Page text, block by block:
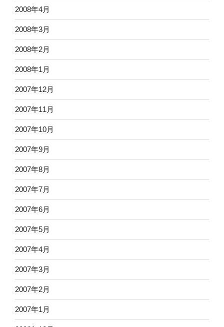
2008年4月
2008年3月
2008年2月
2008年1月
2007年12月
2007年11月
2007年10月
2007年9月
2007年8月
2007年7月
2007年6月
2007年5月
2007年4月
2007年3月
2007年2月
2007年1月